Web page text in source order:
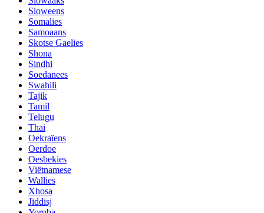
Sloweens
Somalies
Samoaans
Skotse Gaelies
Shona
Sindhi
Soedanees
Swahili
Tajik
Tamil
Telugu
Thai
Oekraïens
Oerdoe
Oesbekies
Viëtnamese
Wallies
Xhosa
Jiddisj